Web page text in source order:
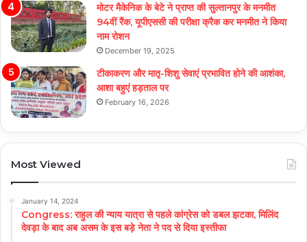
मोटर मैकेनिक के बेटे ने प्राप्त की सुल्तानपुर के मनमीत
94वीं रैंक, यूपीएससी की परीक्षा क्रैक कर मनमीत ने किया
नाम रोशन
December 19, 2025
टीकाकरण और मातृ-शिशु सेवाएं प्रभावित होने की आशंका,
आशा बहुएं हड़ताल पर
February 16, 2026
Most Viewed
January 14, 2024
Congress: राहुल की न्याय यात्रा से पहले कांग्रेस को डबल झटका, मिलिंद
देवड़ा के बाद अब असम के इस बड़े नेता ने पद से दिया इस्तीफा